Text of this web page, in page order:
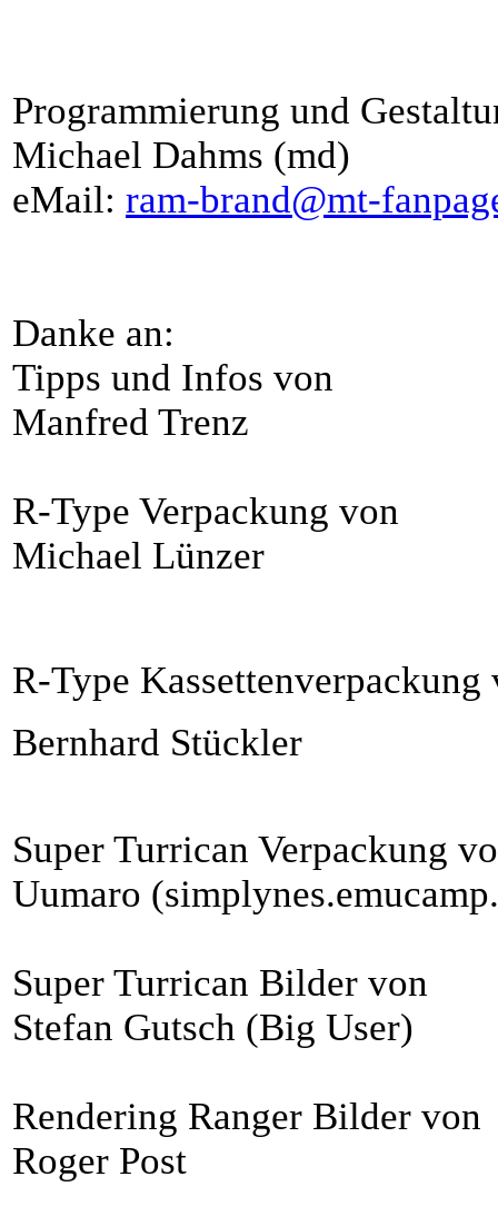
Programmierung und
Michael Dahms (md)
eMail: ram-brand@mt-
Danke an:
Tipps und Infos von
Manfred Trenz
R-Type Verpackung von
Michael Lünzer
R-Type Kassettenverpackung
Bernhard Stückler
Super Turrican Verpackung
Uumaro
Super Turrican Bilder von
Stefan Gutsch (Big User)
Rendering Ranger Bilder von
Roger Post